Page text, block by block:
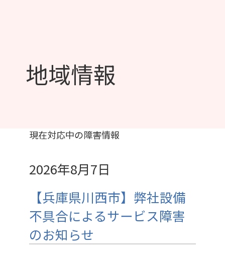
地域情報
現在対応中の障害情報
2026年8月7日
【兵庫県川西市】弊社設備
不具合によるサービス障害
のお知らせ